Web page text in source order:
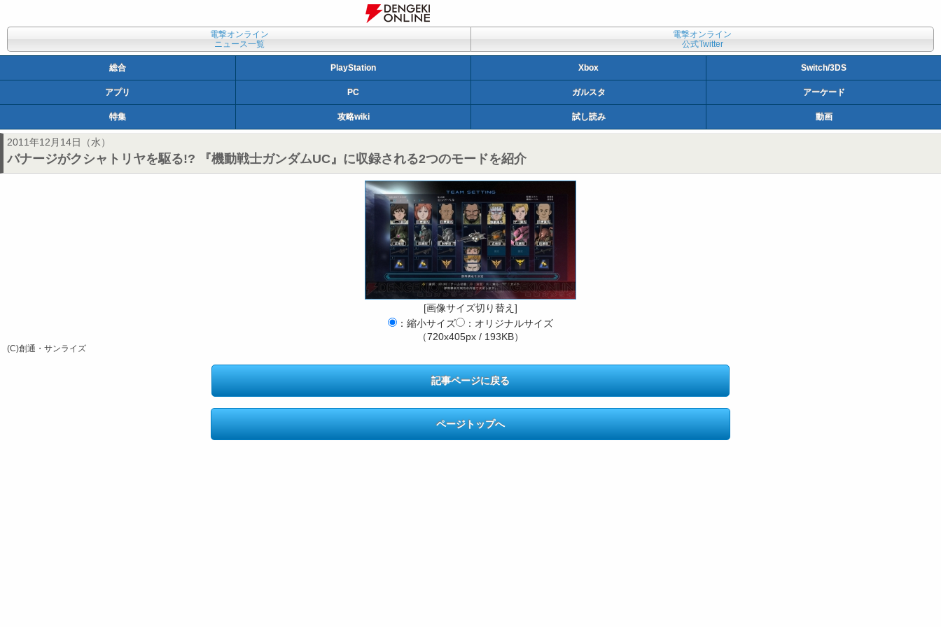
電撃オンライン
ニュース一覧
電撃オンライン
公式Twitter
総合 PlayStation Xbox Switch/3DS
アプリ PC ガルスタ アーケード
特集 攻略wiki 試し読み 動画
2011年12月14日（水）
バナージがクシャトリヤを駆る!? 『機動戦士ガンダムUC』に収録される2つのモードを紹介
[画像サイズ切り替え]
：縮小サイズ
：オリジナルサイズ
（720x405px / 193KB）
(C)創通・サンライズ
記事ページに戻る
ページトップへ